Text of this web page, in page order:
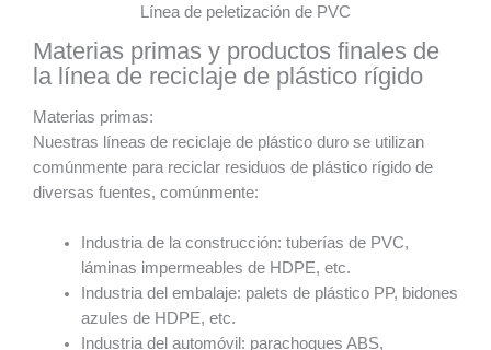
Línea de peletización de PVC
Materias primas y productos finales de
la línea de reciclaje de plástico rígido
Materias primas:
Nuestras líneas de reciclaje de plástico duro se utilizan
comúnmente para reciclar residuos de plástico rígido de
diversas fuentes, comúnmente:
Industria de la construcción: tuberías de PVC,
láminas impermeables de HDPE, etc.
Industria del embalaje: palets de plástico PP, bidones
azules de HDPE, etc.
Industria del automóvil: parachoques ABS,